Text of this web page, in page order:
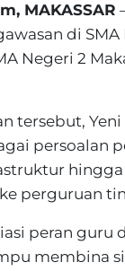
MAKASSAR
di SMA
Negeri 2
tersebut, Yeni
persoalan
hingga
perguruan
peran guru
membina